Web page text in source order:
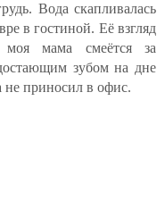
Вода скапливалась
в гостиной. Её взгляд
мама смеётся за
зубом на дне
не приносил в офис.